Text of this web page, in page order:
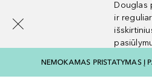
Douglas
ir
NEMOKAMAS PRISTATYMAS Į
[navigation.slideout.screenreader]